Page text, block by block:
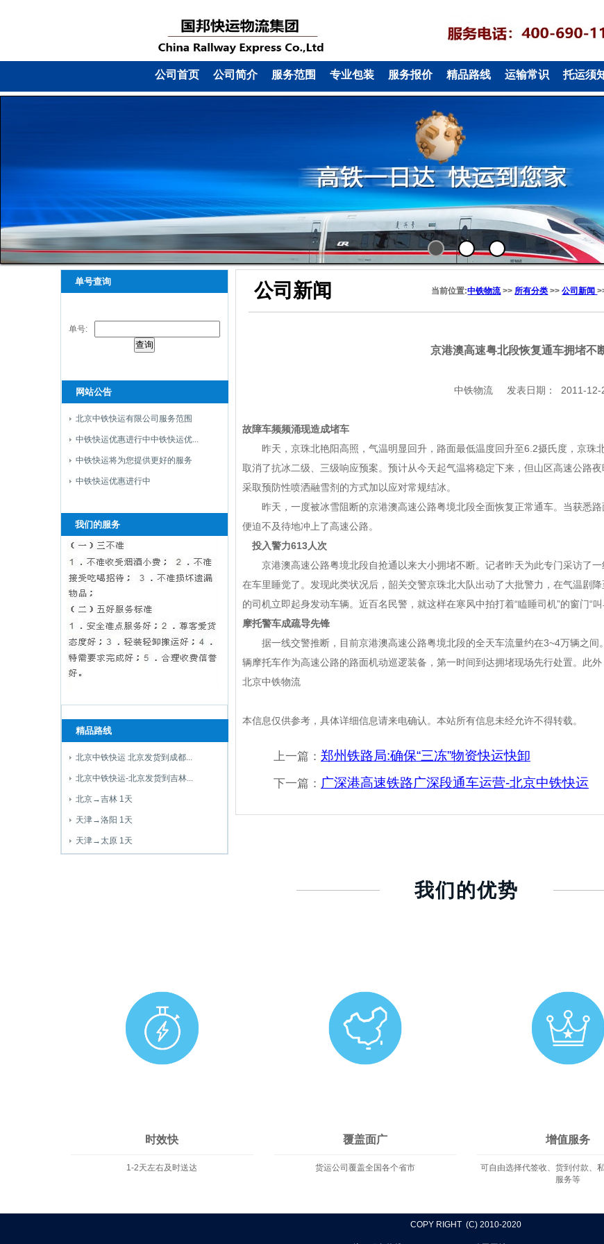
公司首页 公司简介 服务范围 专业包装 服务报价 精品路线 运输常识 托运须
单号查询
单号:
网站公告
北京中铁快运有限公司服务范围
中铁快运优惠进行中中铁快运优...
中铁快运将为您提供更好的服务
中铁快运优惠进行中
我们的服务
精品路线
北京中铁快运 北京发货到成都...
北京中铁快运-北京发货到吉林...
北京→吉林 1天
天津→洛阳 1天
天津→太原 1天
公司新闻 当前位置:中铁物流>> 所有分类 >>公司新闻
京港澳高速粤北段恢复通车拥堵不
中铁物流 发表日期： 2011-12-
故障车频频涌现造成堵车
昨天，京珠北艳阳高照，气温明显回升，路面最低温度回升至6.2摄氏度，京珠
取消了抗冰二级、三级响应预案。预计从今天起气温将稳定下来，但山区高速公路
采取预防性喷洒融雪剂的方式加以应对常规结冰。
昨天，一度被冰雪阻断的京港澳高速公路粤境北段全面恢复正常通车。当获悉路
便迫不及待地冲上了高速公路。
投入警力613人次
京港澳高速公路粤境北段自抢通以来大小拥堵不断。记者昨天为此专门采访了
在车里睡觉了。发现此类状况后，韶关交警京珠北大队出动了大批警力，在气温剧
的司机立即起身发动车辆。近百名民警，就这样在寒风中拍打着“瞌睡司机”的窗门“叫
摩托警车成疏导先锋
据一线交警推断，目前京港澳高速公路粤境北段的全天车流量约在3~4万辆之间
辆摩托车作为高速公路的路面机动巡逻装备，第一时间到达拥堵现场先行处置。此
北京中铁物流
本信息仅供参考，具体详细信息请来电确认。本站所有信息未经允许不得转载。
上一篇：郑州铁路局:确保“三冻”物资快运快卸
下一篇： 广深港高速铁路广深段通车运营-北京中铁快运
我们的优势
时效快
1-2天左右及时送达
覆盖面广
货运公司覆盖全国各个省市
增值服务
可自由选择代签收、货到付款、
服务等
COPY RIGHT (C) 2010-2020